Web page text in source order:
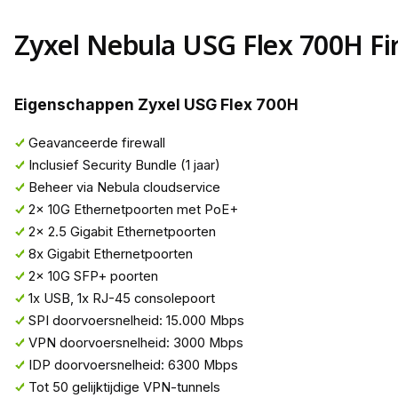
Zyxel Nebula USG Flex 700H
Eigenschappen Zyxel USG Flex 700H
Geavanceerde firewall
Inclusief Security Bundle (1 jaar)
Beheer via Nebula cloudservice
2x 10G Ethernetpoorten met PoE+
2x 2.5 Gigabit Ethernetpoorten
8x Gigabit Ethernetpoorten
2x 10G SFP+ poorten
1x USB, 1x RJ-45 consolepoort
SPI doorvoersnelheid: 15.000 Mbps
VPN doorvoersnelheid: 3000 Mbps
IDP doorvoersnelheid: 6300 Mbps
Tot 50 gelijktijdige VPN-tunnels